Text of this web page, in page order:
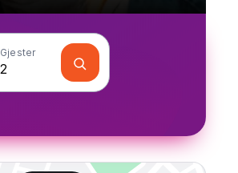
Gjester